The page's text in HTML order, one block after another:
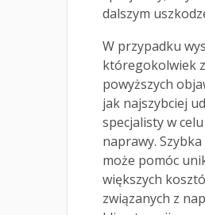
dalszym
W przypadku
któregokolwiek z
powyższych
jak najszybciej
specjalisty w
naprawy.
może pomóc
większych
związanych z